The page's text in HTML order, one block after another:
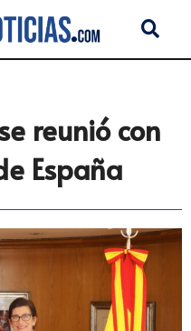
reunió con
España